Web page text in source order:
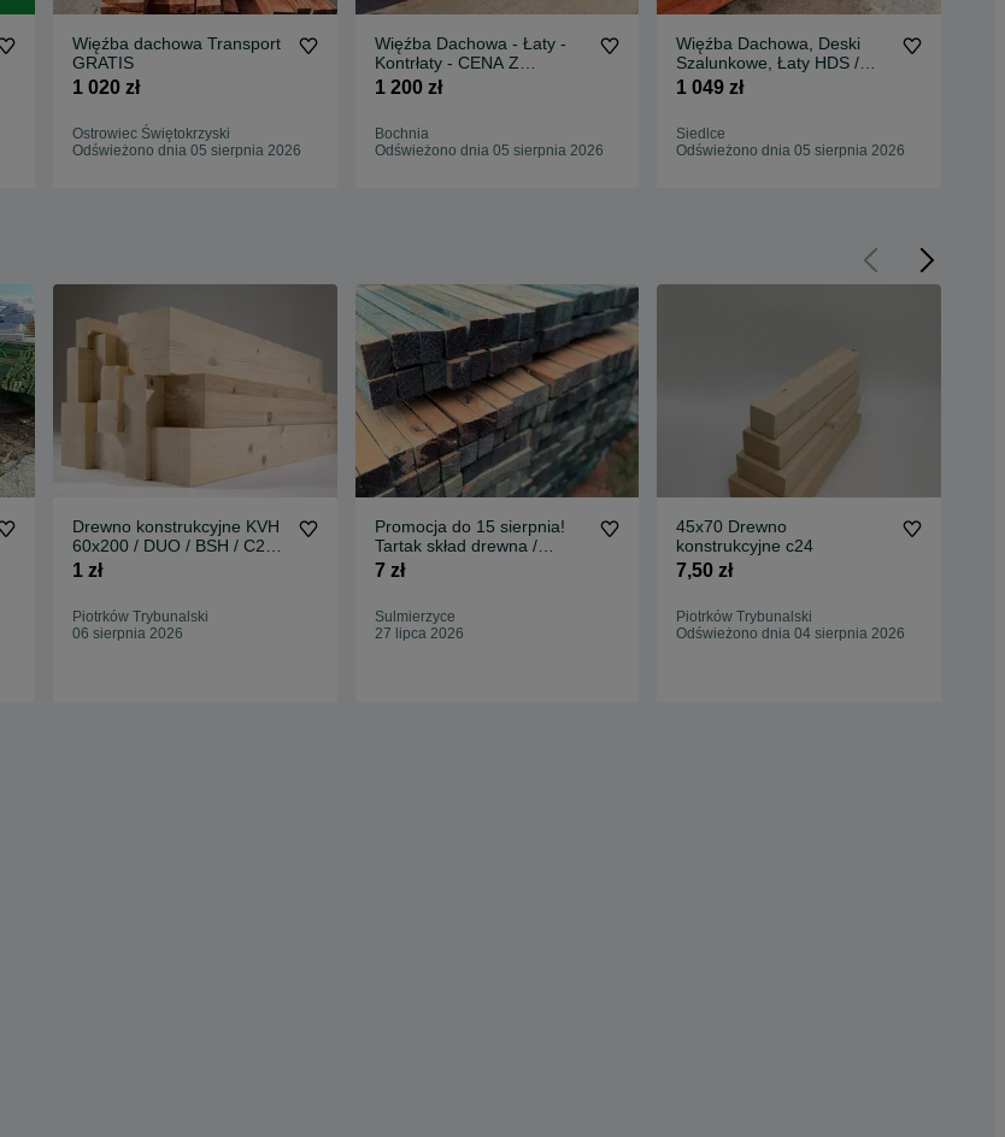
Więźba dachowa Transport
GRATIS
1 020 zł
Ostrowiec Świętokrzyski
Odświeżono dnia 05 sierpnia 2026
Więźba Dachowa - Łaty -
Kontrłaty - CENA Z
TRANSPORTEM HDS
1 200 zł
Bochnia
Odświeżono dnia 05 sierpnia 2026
Więźba Dachowa, Deski
Szalunkowe, Łaty HDS /
Najlepsza CENA
1 049 zł
Siedlce
Odświeżono dnia 05 sierpnia 2026
Drewno konstrukcyjne KVH
60x200 / DUO / BSH / C24 /
ŁATY
1 zł
Piotrków Trybunalski
06 sierpnia 2026
Promocja do 15 sierpnia!
Tartak skład drewna /
Drewno budowlane, C24,
7 zł
Sulmierzyce
27 lipca 2026
45x70 Drewno
konstrukcyjne c24
7,50 zł
Piotrków Trybunalski
Odświeżono dnia 04 sierpnia 2026